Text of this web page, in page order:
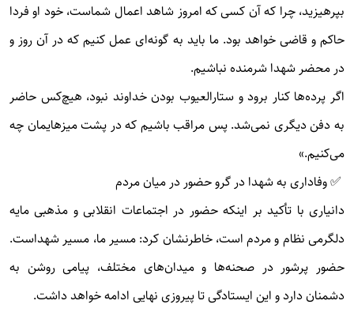
بپرهیزید، چرا که آن کسی که امروز شاهد اعمال شماست، خود او فردا
حاکم و قاضی خواهد بود. ما باید به گونه‌ای عمل کنیم که در آن روز و
در محضر شهدا شرمنده نباشیم.
اگر پرده‌ها کنار برود و ستارالعیوب بودن خداوند نبود، هیچ‌کس حاضر
به دفن دیگری نمی‌شد. پس مراقب باشیم که در پشت میزهایمان چه
می‌کنیم.»
✅ وفاداری به شهدا در گرو حضور در میان مردم
دانیاری با تأکید بر اینکه حضور در اجتماعات انقلابی و مذهبی مایه
دلگرمی نظام و مردم است، خاطرنشان کرد: مسیر ما، مسیر شهداست.
حضور پرشور در صحنه‌ها و میدان‌های مختلف، پیامی روشن به
دشمنان دارد و این ایستادگی تا پیروزی نهایی ادامه خواهد داشت.